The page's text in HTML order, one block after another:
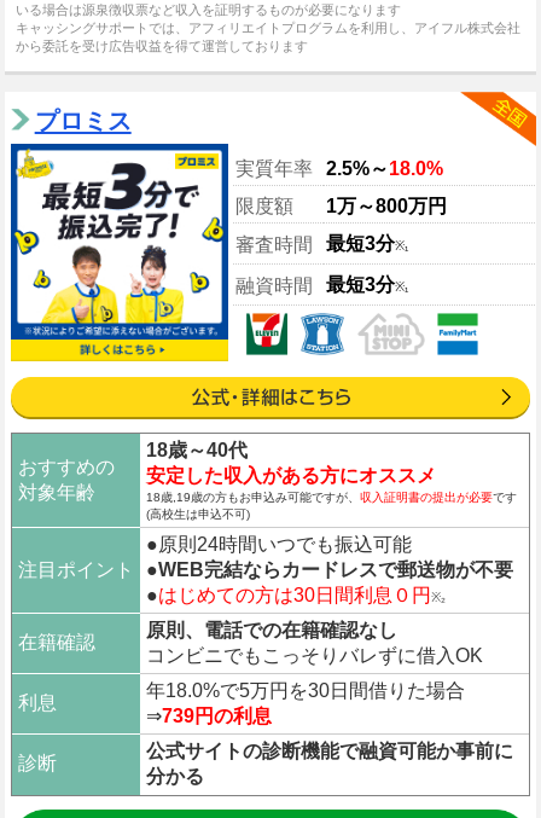
いる場合は源泉徴収票など収入を証明するものが必要になります
キャッシングサポートでは、アフィリエイトプログラムを利用し、アイフル株式会社
から委託を受け広告収益を得て運営しております
プロミス
実質年率 2.5%～18.0%
限度額
1万～800万円
審査時間
最短3分※₁
融資時間 最短3分※₁
おすすめの
対象年齢
18歳～40代
安定した収入がある方にオススメ
18歳,19歳の方もお申込み可能ですが、 収入証明書の提出が必要です
(高校生は申込不可)
注目ポイント
●原則24時間いつでも振込可能
●WEB完結ならカードレスで郵送物が不要
●はじめての方は30日間利息０円 ※₂
在籍確認
原則、電話での在籍確認なし
コンビニでもこっそりバレずに借入OK
利息
年18.0%で5万円を30日間借りた場合
⇒739円の利息
診断
公式サイトの診断機能で融資可能か事前に
分かる